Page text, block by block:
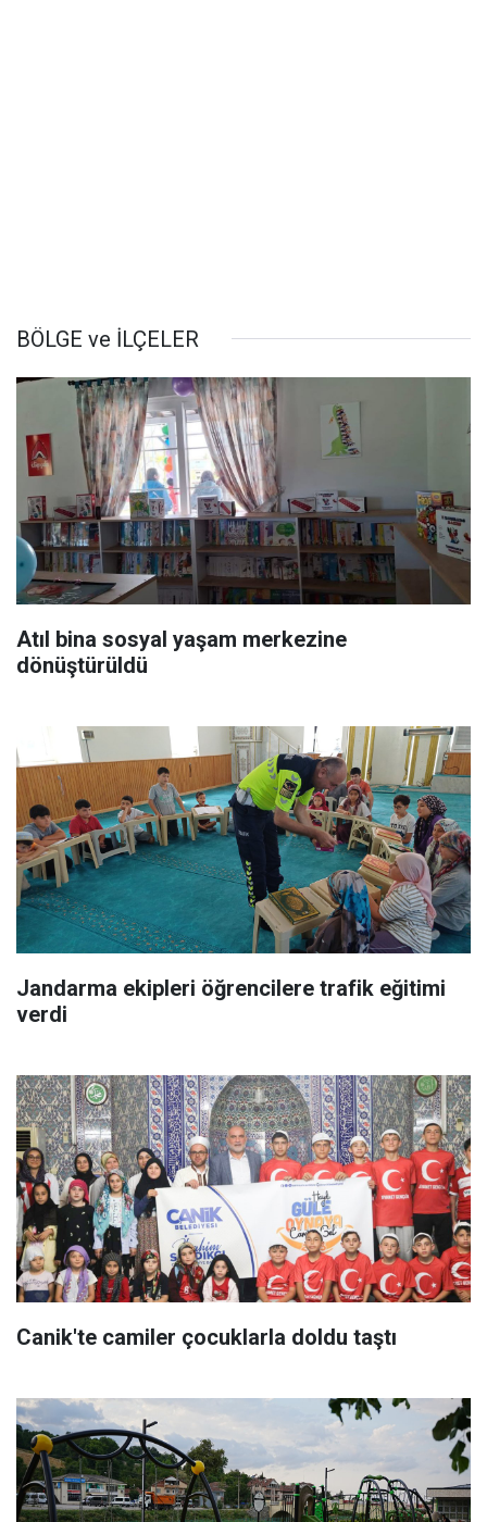
BÖLGE ve İLÇELER
Atıl bina sosyal yaşam merkezine
dönüştürüldü
Jandarma ekipleri öğrencilere trafik eğitimi
verdi
Canik'te camiler çocuklarla doldu taştı